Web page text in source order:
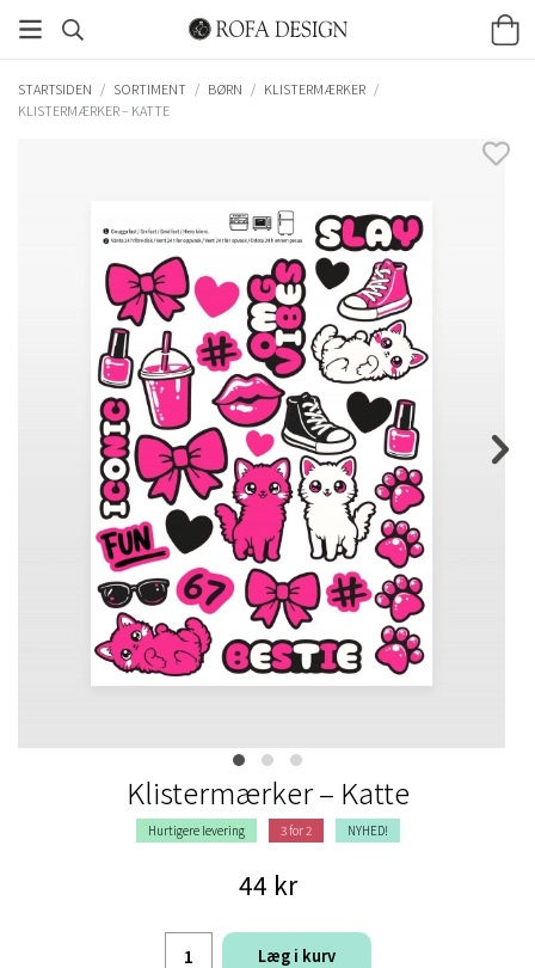
STARTSIDEN / SORTIMENT / BØRN / KLISTERMÆRKER /
KLISTERMÆRKER – KATTE
Klistermærker – Katte
Hurtigere levering 3 for 2 NYHED!
44 kr
Læg i kurv